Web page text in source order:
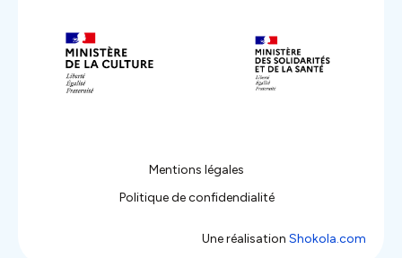
Mentions légales
Politique de confidendialité
Une réalisation Shokola.com